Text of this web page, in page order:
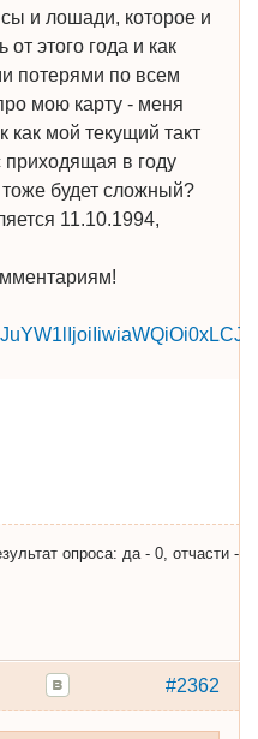
и лошади, которое и
от этого года и как
потерями по всем
мою карту - меня
как мой текущий такт
приходящая в году
будет сложный?
11.10.1994,
опроса: да - 0, отчасти -
#2362